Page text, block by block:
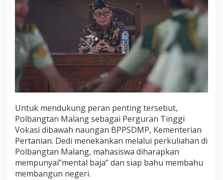
Untuk mendukung peran penting tersebut,
Polbangtan Malang sebagai Perguran Tinggi
Vokasi dibawah naungan BPPSDMP, Kementerian
Pertanian. Dedi menekankan melalui perkuliahan di
Polbangtan Malang, mahasiswa diharapkan
mempunyai”mental baja” dan siap bahu membahu
membangun negeri.